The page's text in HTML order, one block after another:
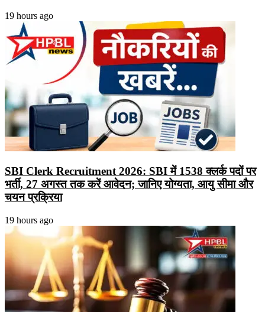
19 hours ago
SBI Clerk Recruitment 2026: SBI में 1538 क्लर्क पदों पर
भर्ती, 27 अगस्त तक करें आवेदन; जानिए योग्यता, आयु सीमा और
चयन प्रक्रिया
19 hours ago